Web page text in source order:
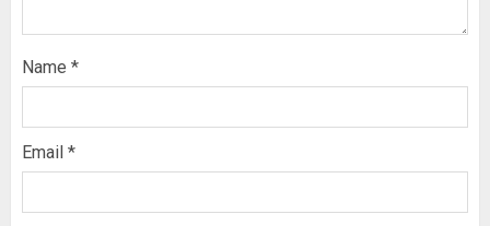
Name *
Email *